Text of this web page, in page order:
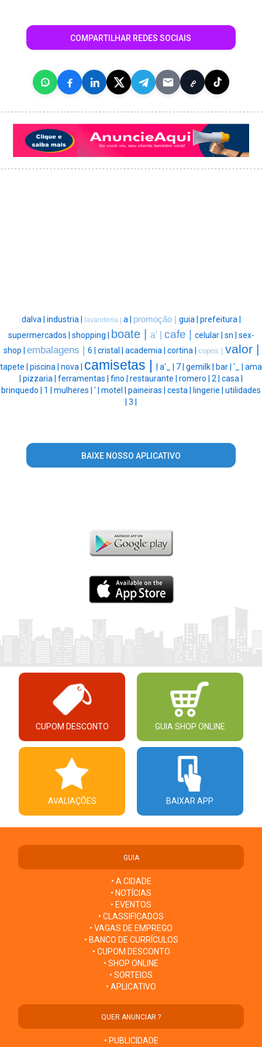
COMPARTILHAR REDES SOCIAIS
dalva | industria | lavanderia | a | promoção | guia | prefeitura |
supermercados | shopping | boate | a' | cafe | celular | sn | sex-
shop | embalagens | 6 | cristal | academia | cortina | copos | valor |
tapete | piscina | nova | camisetas | a'_ | 7 | gemilk | bar | '_ | ama
pizzaria | ferramentas | fino | restaurante | romero | 2 | casa |
brinquedo | 1 | mulheres | ' | motel | paineiras | cesta | lingerie | utilidades
3 |
BAIXE NOSSO APLICATIVO
CUPOM DESCONTO GUIA SHOP ONLINE
AVALIAÇÕES BAIXAR APP
GUIA
• A CIDADE
• NOTÍCIAS
• EVENTOS
• CLASSIFICADOS
• VAGAS DE EMPREGO
• BANCO DE CURRÍCULOS
• CUPOM DESCONTO
• SHOP ONLINE
• SORTEIOS
• APLICATIVO
QUER ANUNCIAR ?
• PUBLICIDADE